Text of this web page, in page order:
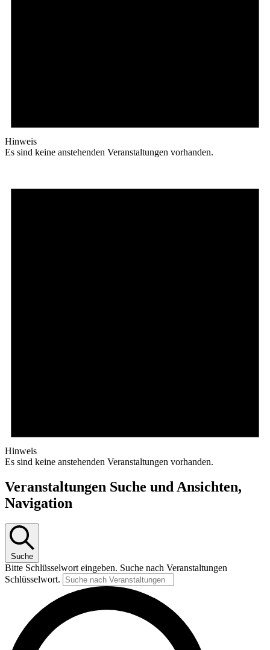
Hinweis
Es sind keine anstehenden Veranstaltungen vorhanden.
Hinweis
Es sind keine anstehenden Veranstaltungen vorhanden.
Veranstaltungen Suche und Ansichten,
Navigation
Suche
Bitte Schlüsselwort eingeben. Suche nach Veranstaltungen
Schlüsselwort.